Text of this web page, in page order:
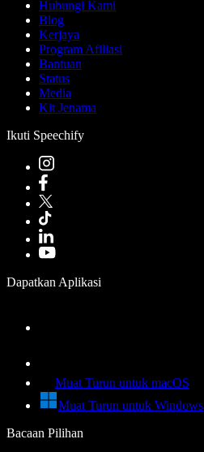
Hubungi Kami
Blog
Kerjaya
Program Afiliasi
Bantuan
Status
Media
Kit Jenama
Ikuti Speechify
Dapatkan Aplikasi
Muat Turun untuk macOS
Muat Turun untuk Windows
Bacaan Pilihan